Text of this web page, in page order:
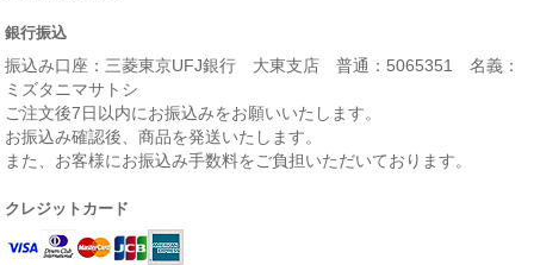
銀行振込
振込み口座：三菱東京UFJ銀行 大東支店 普通：5065351 名義：
ミズタニマサトシ
ご注文後7日以内にお振込みをお願いいたします。
お振込み確認後、商品を発送いたします。
また、お客様にお振込み手数料をご負担いただいております。
クレジットカード